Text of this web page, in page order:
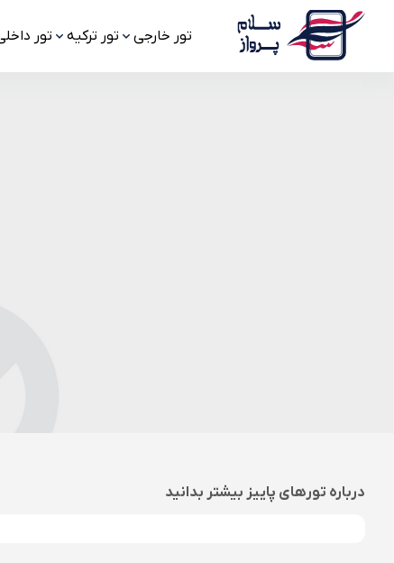
تور خارجی تور ترکیه تور
درباره تورهای پاییز بیشتر بدانید